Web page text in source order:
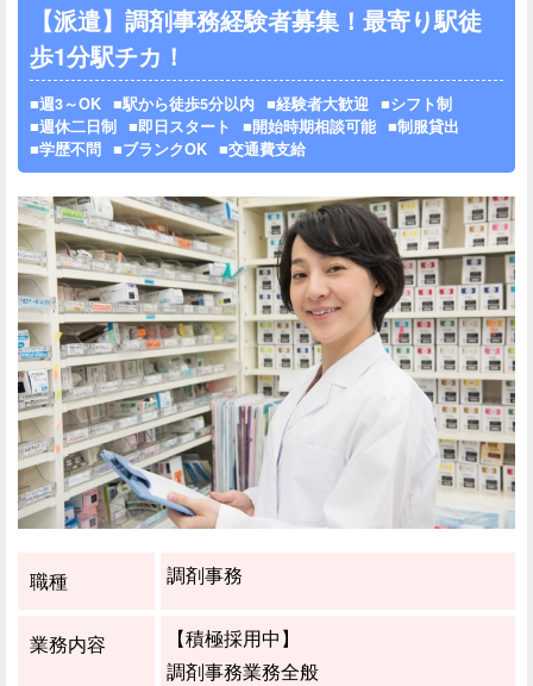
【派遣】調剤事務経験者募集！最寄り駅徒
歩1分駅チカ！
週3～OK 駅から徒歩5分以内 経験者大歓迎
シフト制
週休二日制
即日スタート 開始時期相談可能
制服貸出
学歴不問
ブランクOK 交通費支給
職種 調剤事務
業務内容
【積極採用中】
調剤事務業務全般